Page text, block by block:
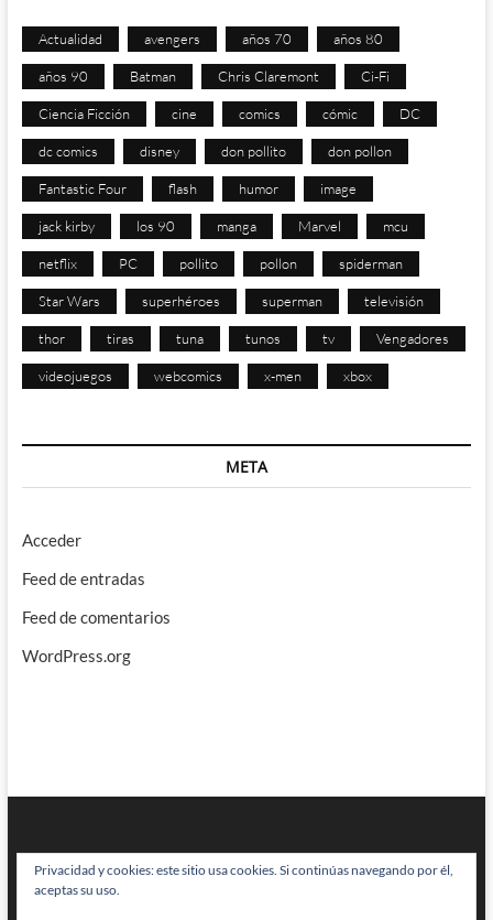
Actualidad avengers años 70 años 80
años 90 Batman Chris Claremont Ci-Fi
Ciencia Ficción cine comics cómic DC
dc comics disney don pollito don pollon
Fantastic Four flash humor image
jack kirby los 90 manga Marvel mcu
netflix PC pollito pollon spiderman
Star Wars superhéroes superman televisión
thor tiras tuna tunos tv Vengadores
videojuegos webcomics x-men xbox
META
Acceder
Feed de entradas
Feed de comentarios
WordPress.org
Privacidad y cookies: este sitio usa cookies. Si continúas navegando por él,
aceptas su uso.